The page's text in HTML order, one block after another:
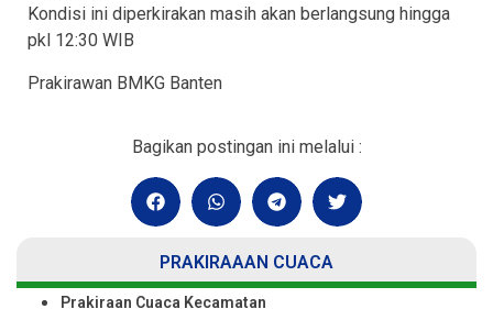
Kondisi ini diperkirakan masih akan berlangsung hingga
pkl 12:30 WIB
Prakirawan BMKG Banten
Bagikan postingan ini melalui :
PRAKIRAAAN CUACA
Prakiraan Cuaca Kecamatan